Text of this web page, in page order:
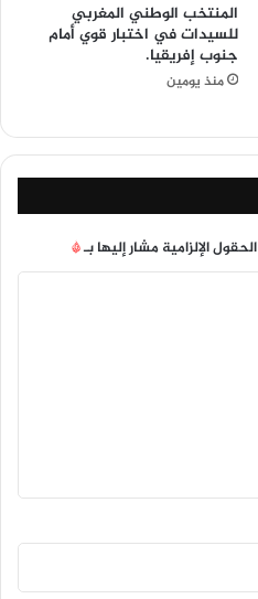
المنتخب الوطني المغربي
للسيدات في اختبار قوي أمام
جنوب إفريقيا.
منذ يومين
الحقول الإلزامية مشار إليها بـ*